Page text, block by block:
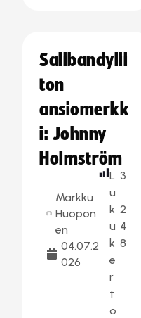
Salibandylii
ton
ansiomerkk
i: Johnny
Holmström
Markku
Huopon
en
04.07.2
026
L
u
k
u
k
e
r
t
o
3
2
4
8